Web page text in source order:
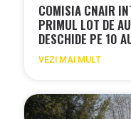
COMISIA CNAIR
PRIMUL LOT DE
DESCHIDE PE 10
VEZI MAI MULT